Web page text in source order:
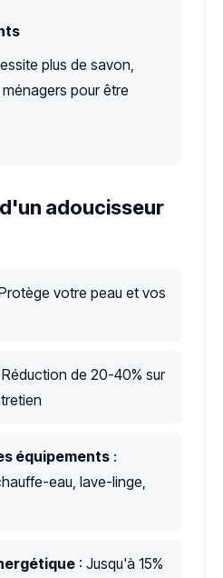
plus de savon,
pour être
adoucisseur
votre peau et vos
Réduction de 20-40% sur
équipements :
eau, lave-linge,
: Jusqu'à 15%